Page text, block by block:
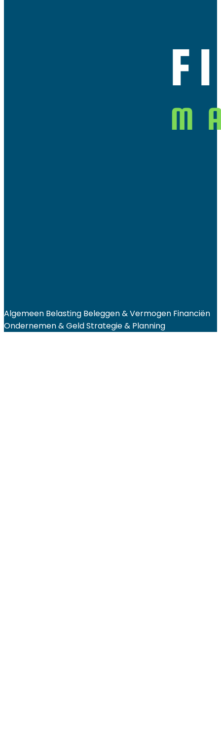
Algemeen Belasting Beleggen & Vermogen Financiën
Ondernemen & GeldStrategie & Planning